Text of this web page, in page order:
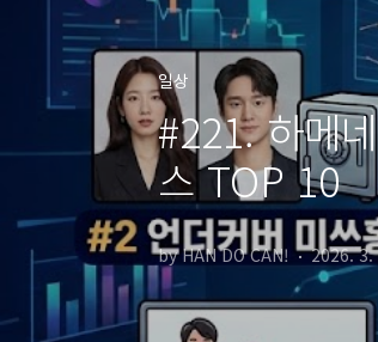
일상
#221. 하메
스 TOP 10
by HAN DO CAN! 2026. 3.